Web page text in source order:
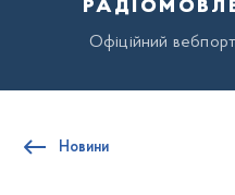
Офіційний
Новини